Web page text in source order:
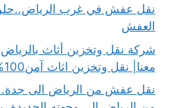
العفش
معنا| نقل وتخزين اثاث آمن100%اتصل الان